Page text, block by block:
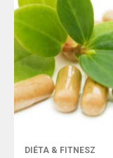
DIÉTA & FITNESZ